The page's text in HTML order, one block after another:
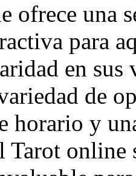
ofrece una
para
en sus
de
y
Tarot online